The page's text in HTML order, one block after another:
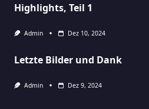
Highlights, Teil 1
Admin Dez 10, 2024
Letzte Bilder und Dank
Admin Dez 9, 2024